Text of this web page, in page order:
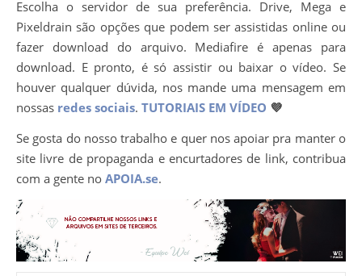
Escolha o servidor de sua preferência. Drive, Mega e
Pixeldrain são opções que podem ser assistidas online ou
fazer download do arquivo. Mediafire é apenas para
download. E pronto, é só assistir ou baixar o vídeo. Se
houver qualquer dúvida, nos mande uma mensagem em
nossas redes sociais. TUTORIAIS EM VÍDEO 💜
Se gosta do nosso trabalho e quer nos apoiar pra manter o
site livre de propaganda e encurtadores de link, contribua
com a gente no APOIA.se.